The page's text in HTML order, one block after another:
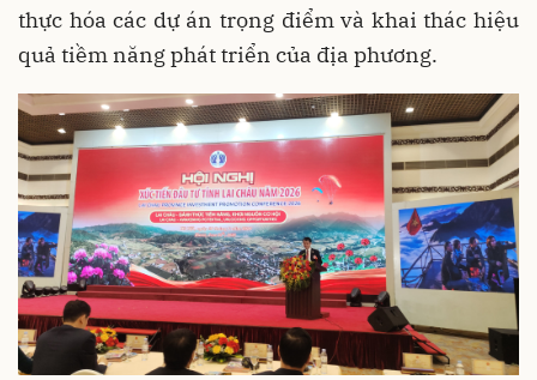
thực hóa các dự án trọng điểm và khai thác hiệu
quả tiềm năng phát triển của địa phương.